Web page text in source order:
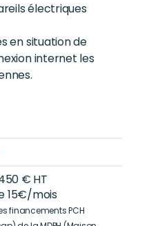
électriques
en situation de
internet les
€ HT
15€/mois
financements PCH